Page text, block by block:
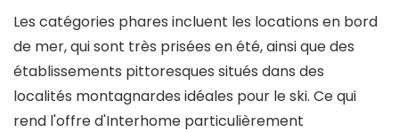
Les catégories phares incluent les locations en bord
de mer, qui sont très prisées en été, ainsi que des
établissements pittoresques situés dans des
localités montagnardes idéales pour le ski. Ce qui
rend l'offre d'Interhome particulièrement